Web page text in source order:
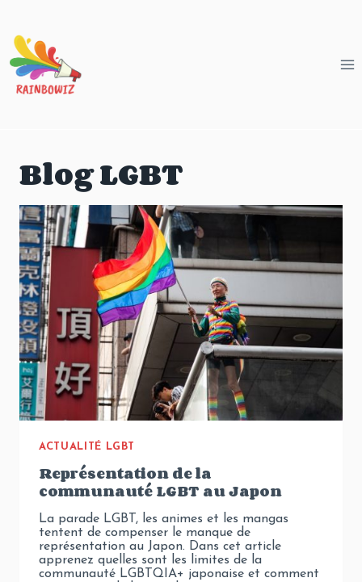
contenu
Blog LGBT
ACTUALITÉ LGBT
Représentation de la
communauté LGBT au Japon
La parade LGBT, les animes et les mangas
tentent de compenser le manque de
représentation au Japon. Dans cet article
apprenez quelles sont les limites de la
communauté LGBTQIA+ japonaise et comment